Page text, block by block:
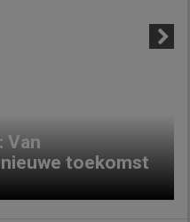
Van
toekomst